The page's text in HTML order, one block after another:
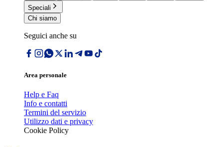
Speciali
Chi siamo
Seguici anche su
Area personale
Help e Faq
Info e contatti
Termini del servizio
Utilizzo dati e privacy
Cookie Policy